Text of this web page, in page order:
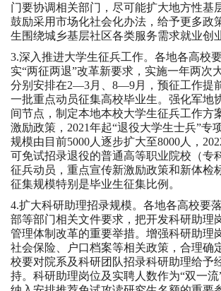
门要协调相关部门，尽可能扩大地方性基
鼓励采用市场化社会化办法，给予更多政
生围绕城乡基层社区各类服务需求就业创
3.深入推进大学生征兵工作。各地各高校
实“两征两退”改革新要求，实施一年两次
分别安排在2—3月、8—9月，预征工作提
一批重点动员征集高校毕业生。强化军地
间节点，制定本地本校大学生征兵工作方
激励政策，2021年起“退役大学生士兵”专
规模由目前5000人逐步扩大至8000人，
可免试招录退役的普通高等职业院校（专
征兵动员，重点宣传新激励政策和新体检
征集规模特别是毕业生征集比例。
4.扩大科研助理招录规模。各地各高校要
部等部门相关文件要求，把开发科研助理
管理体制改革的重要举措。增强科研助理
社会保险、户口档案等相关政策，合理确
校要对院系及科研团队招录科研助理给予
持。科研助理岗位及实聘人数作为“双一流